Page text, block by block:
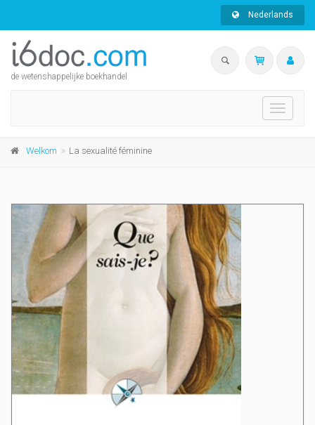
Nederlands
de wetenshappelijke boekhandel
Toggle
Welkom La sexualité féminine